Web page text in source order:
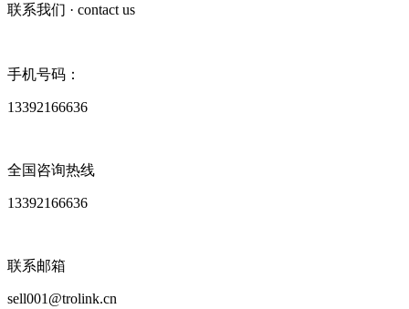
联系我们 · contact us
手机号码：
13392166636
全国咨询热线
13392166636
联系邮箱
sell001@trolink.cn